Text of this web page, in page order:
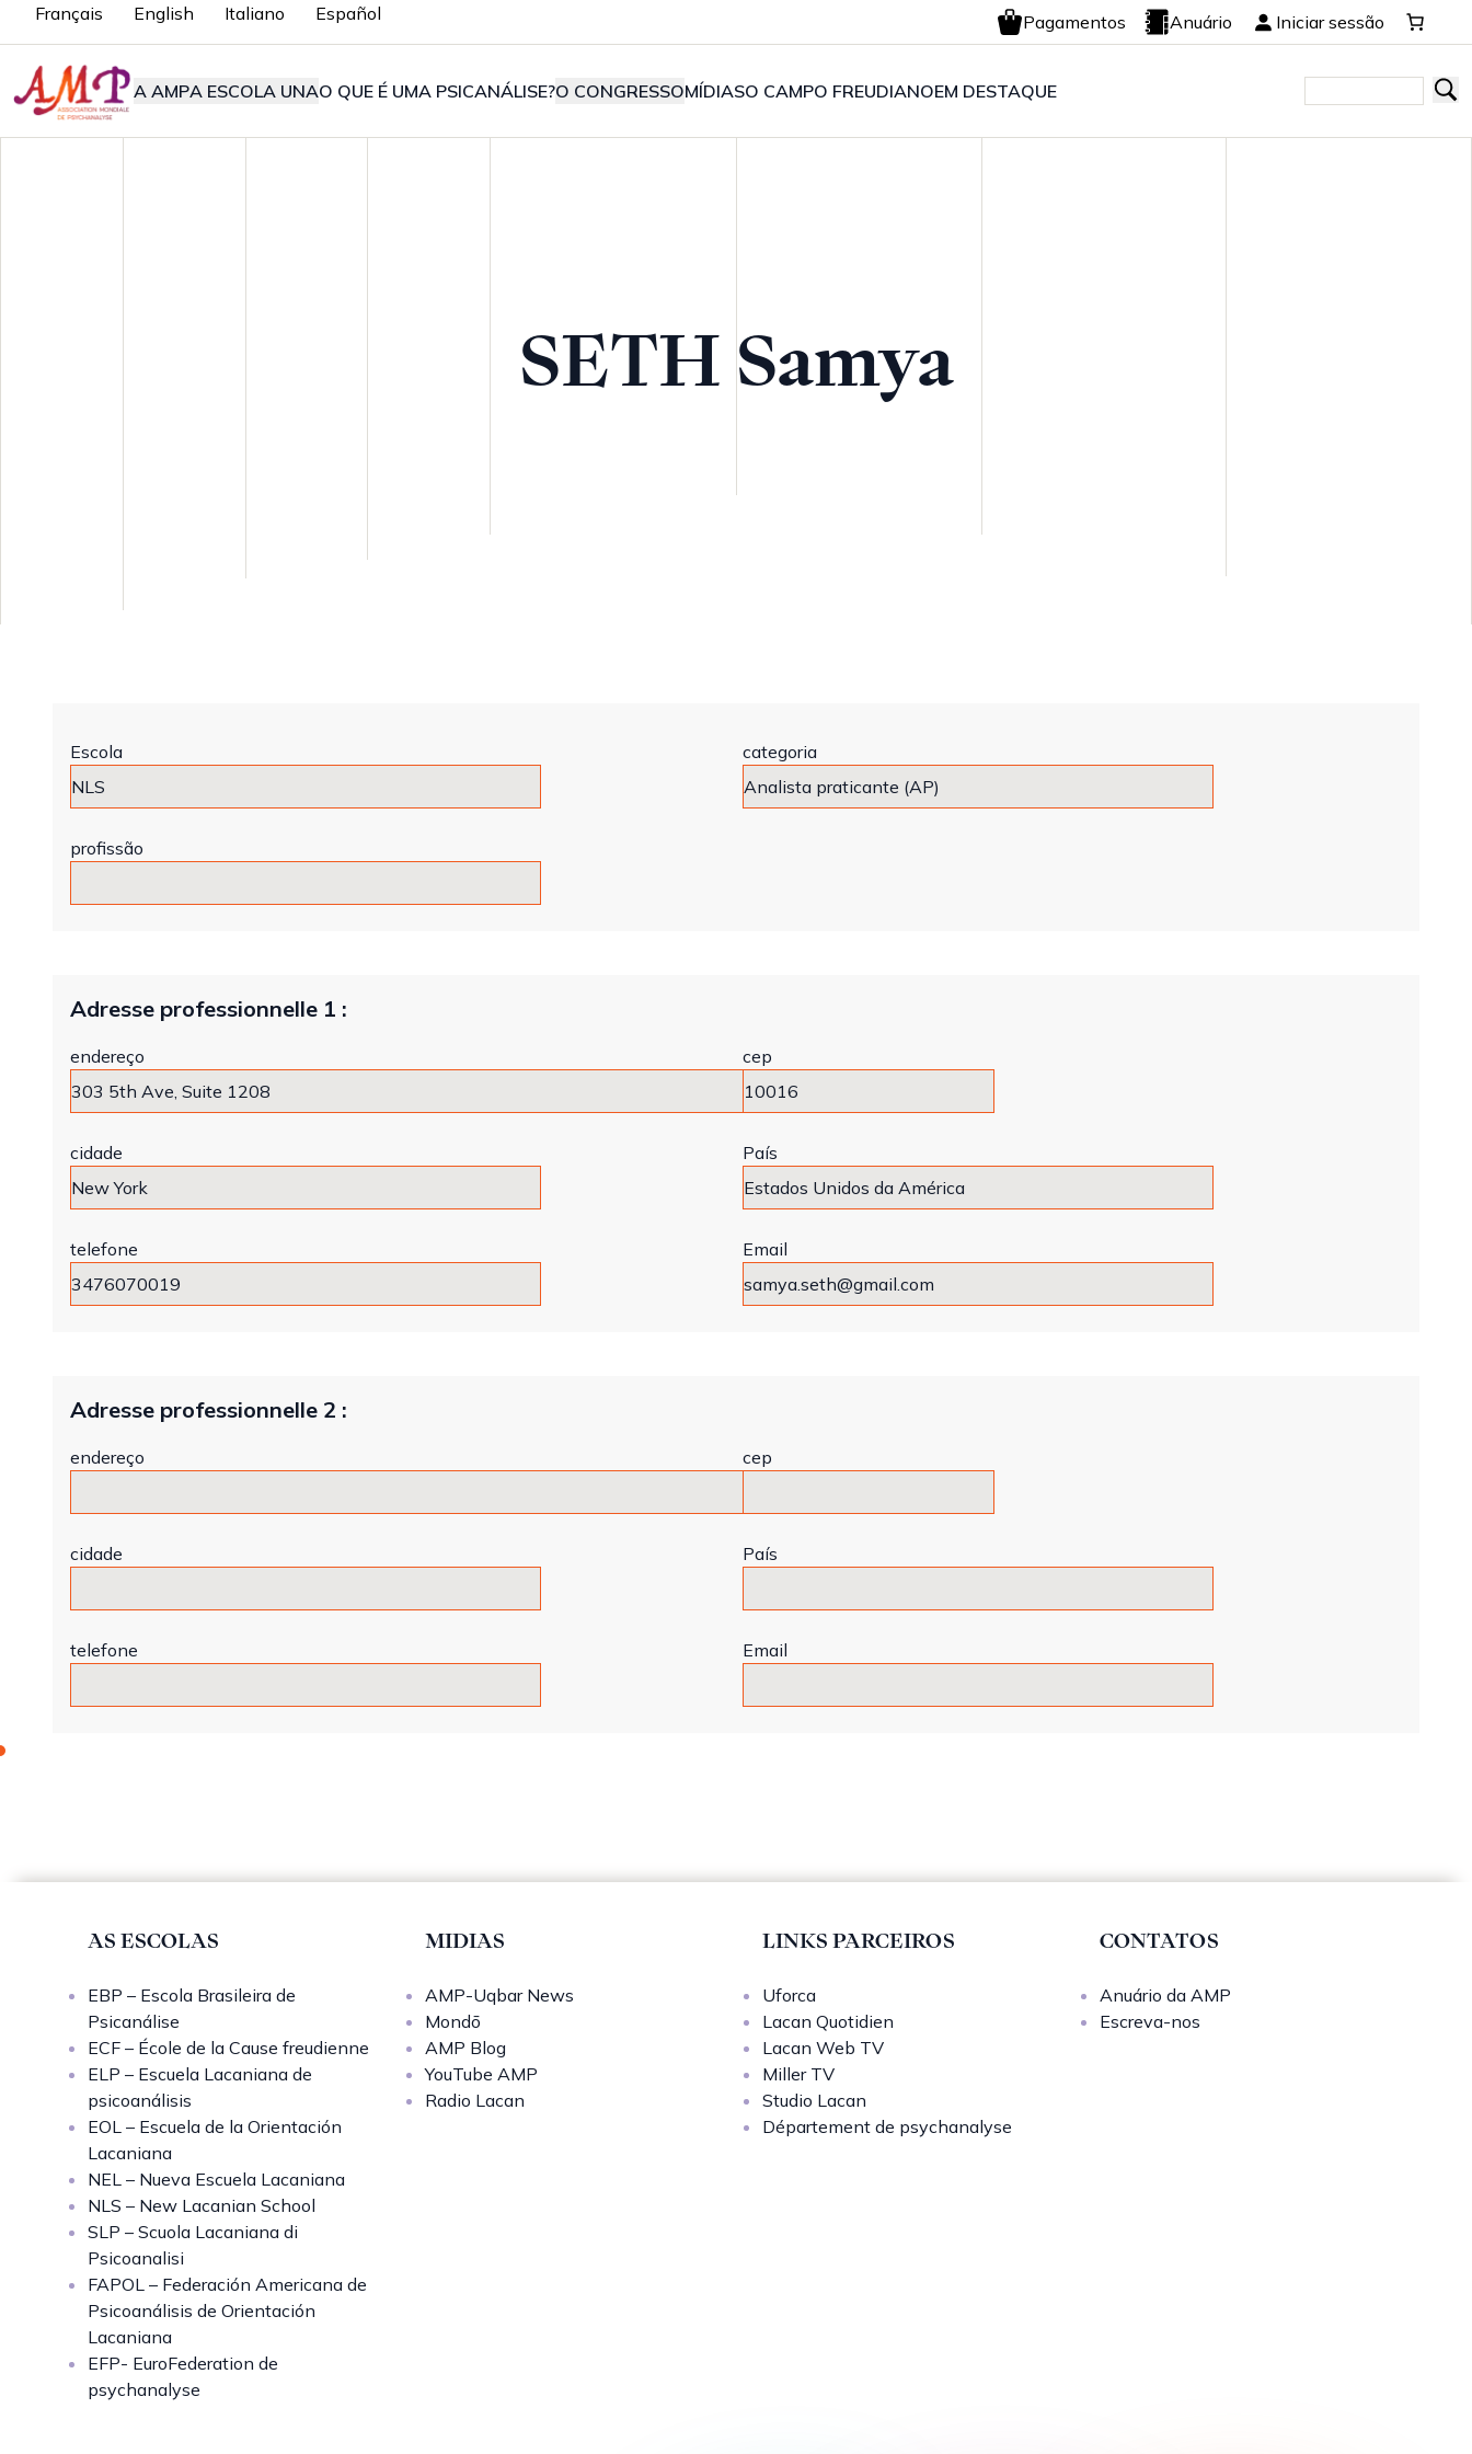
Français English Italiano Español Pagamentos Anuário Iniciar sessão
A AMPA ESCOLA UNAO QUE É UMA PSICANÁLISE?O CONGRESSOMÍDIASO CAMPO FREUDIANOEM DESTAQUE
SETH Samya
Escola categoria
profissão
Adresse professionnelle 1 :
endereço cep
cidade País
telefone Email
Adresse professionnelle 2 :
endereço cep
cidade País
telefone Email
AS ESCOLAS
EBP – Escola Brasileira de
Psicanálise
ECF – École de la Cause freudienne
ELP – Escuela Lacaniana de
psicoanálisis
EOL – Escuela de la Orientación
Lacaniana
NEL – Nueva Escuela Lacaniana
NLS – New Lacanian School
SLP – Scuola Lacaniana di
Psicoanalisi
FAPOL – Federación Americana de
Psicoanálisis de Orientación
Lacaniana
EFP- EuroFederation de
psychanalyse
MIDIAS
AMP-Uqbar News
Mondō
AMP Blog
YouTube AMP
Radio Lacan
LINKS PARCEIROS
Uforca
Lacan Quotidien
Lacan Web TV
Miller TV
Studio Lacan
Département de psychanalyse
CONTATOS
Anuário da AMP
Escreva-nos